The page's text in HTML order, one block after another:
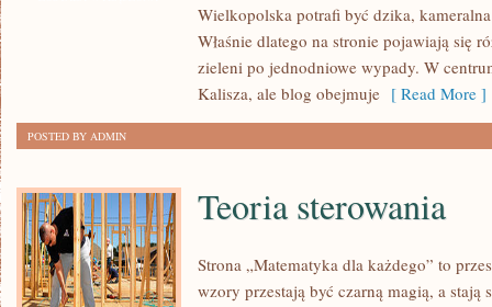
KAWIARNIE
Wielkopolska potrafi być dzika,
Właśnie dlatego na stronie pojawiają się
zieleni po jednodniowe wypady. W
Kalisza, ale blog obejmuje [ Read More ]
POSTED BY ADMIN
Teoria sterowania
Strona „Matematyka dla każdego” to
wzory przestają być czarną magią, a stają